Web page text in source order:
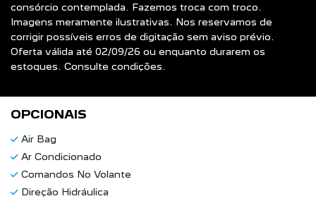
consórcio contemplada. Fazemos troca com troco.
Imagens meramente ilustrativas. Nos reservamos de
corrigir possíveis erros de digitação sem aviso prévio.
Oferta válida até 02/09/26 ou enquanto durarem os
estoques. Consulte condições.
OPCIONAIS
Air Bag
Ar Condicionado
Comandos No Volante
Direção Hidráulica